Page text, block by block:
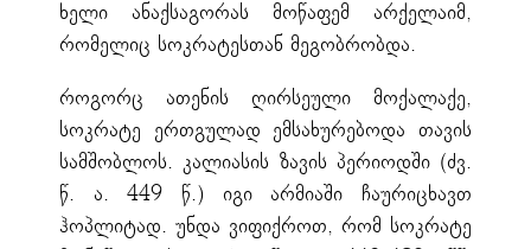
ხელი ანაქსაგორას მოწაფემ არქელაიმ,
რომელიც სოკრატესთან მეგობრობდა.
როგორც ათენის ღირსეული მოქალაქე,
სოკრატე ერთგულად ემსახურებოდა თავის
სამშობლოს. კალიასის ზავის პერიოდში (ძვ.
წ. ა. 449 წ.) იგი არმიაში ჩაურიცხავთ
ჰოპლიტად. უნდა ვიფიქროთ, რომ სოკრატე